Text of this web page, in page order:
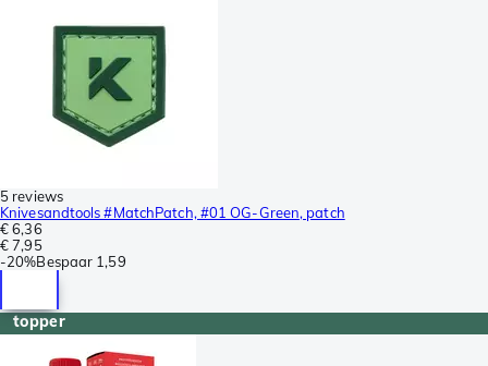
5 reviews
Knivesandtools #MatchPatch, #01 OG-Green, patch
€ 6,36
€ 7,95
-20%Bespaar 1,59
topper